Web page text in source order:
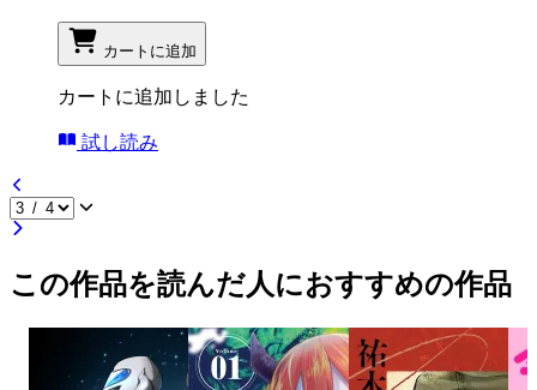
カートに追加
カートに追加しました
試し読み
この作品を読んだ人におすすめの作品